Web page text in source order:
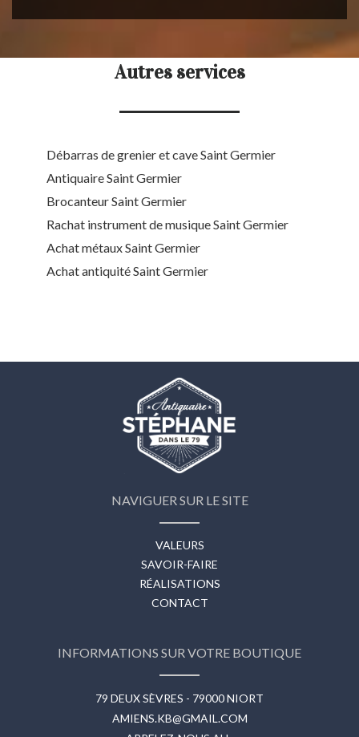
Autres services
Débarras de grenier et cave Saint Germier
Antiquaire Saint Germier
Brocanteur Saint Germier
Rachat instrument de musique Saint Germier
Achat métaux Saint Germier
Achat antiquité Saint Germier
NAVIGUER SUR LE SITE
VALEURS
SAVOIR-FAIRE
RÉALISATIONS
CONTACT
INFORMATIONS SUR VOTRE BOUTIQUE
79 DEUX SÈVRES - 79000 NIORT
AMIENS.KB@GMAIL.COM